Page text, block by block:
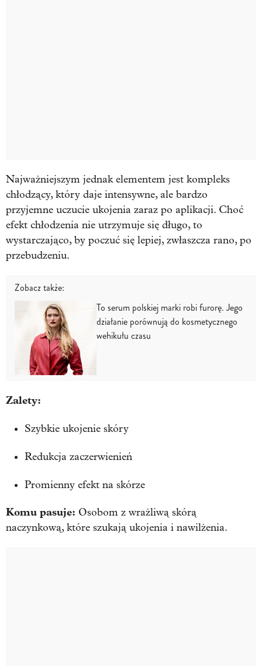
Najważniejszym jednak elementem jest kompleks
chłodzący, który daje intensywne, ale bardzo
przyjemne uczucie ukojenia zaraz po aplikacji. Choć
efekt chłodzenia nie utrzymuje się długo, to
wystarczająco, by poczuć się lepiej, zwłaszcza rano, po
przebudzeniu.
Zobacz także:
To serum polskiej marki robi furorę. Jego
działanie porównują do kosmetycznego
wehikułu czasu
Zalety:
Szybkie ukojenie skóry
Redukcja zaczerwienień
Promienny efekt na skórze
Komu pasuje: Osobom z wrażliwą skórą
naczynkową, które szukają ukojenia i nawilżenia.